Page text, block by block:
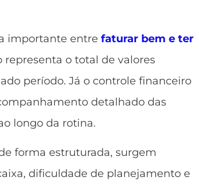
importante entre faturar bem e ter
representa o total de valores
período. Já o controle financeiro
detalhado das
longo da rotina.
forma estruturada, surgem
dificuldade de planejamento e